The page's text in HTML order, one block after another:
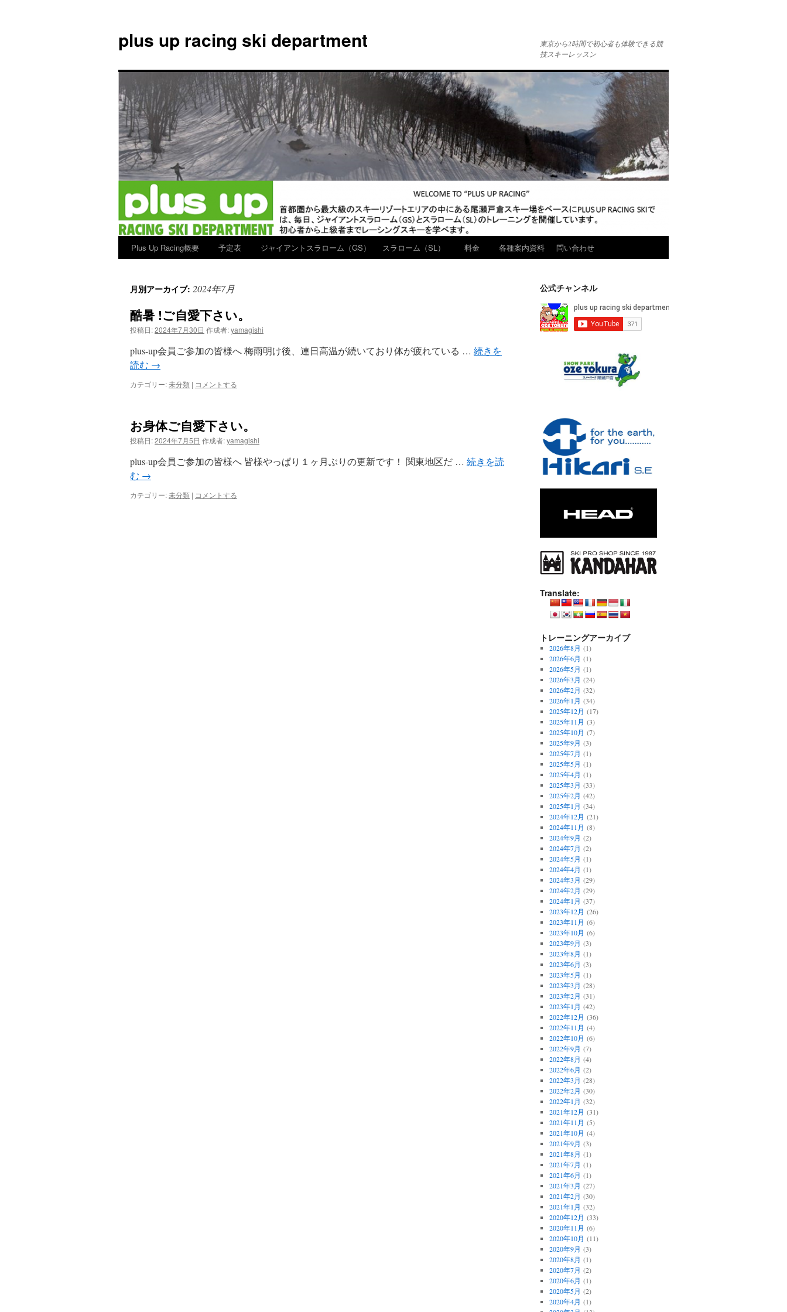
plus up racing ski department
東京から2時間で初心者も体験できる競
技スキーレッスン
テ
ン
へ
Plus Up Racing概要 予定表 ジャイアントスラローム（GS） スラローム（SL） 料金 各種案内資料 問い合わせ
月別アーカイブ: 2024年7月
酷暑 !ご自愛下さい。
投稿日:2024年7月30日 作成者:yamagishi
plus-up会員ご参加の皆様へ 梅雨明け後、連日高温が続いており体が疲れている … 続きを
読む →
カテゴリー:未分類 | コメントする
お身体ご自愛下さい。
投稿日:2024年7月5日 作成者:yamagishi
plus-up会員ご参加の皆様へ 皆様やっぱり１ヶ月ぶりの更新です！ 関東地区だ … 続きを読
む →
カテゴリー:未分類 | コメントする
公式チャンネル
Translate:
トレーニングアーカイブ
2026年8月 (1)
2026年6月 (1)
2026年5月 (1)
2026年3月 (24)
2026年2月 (32)
2026年1月 (34)
2025年12月 (17)
2025年11月 (3)
2025年10月 (7)
2025年9月 (3)
2025年7月 (1)
2025年5月 (1)
2025年4月 (1)
2025年3月 (33)
2025年2月 (42)
2025年1月 (34)
2024年12月 (21)
2024年11月 (8)
2024年9月 (2)
2024年7月 (2)
2024年5月 (1)
2024年4月 (1)
2024年3月 (29)
2024年2月 (29)
2024年1月 (37)
2023年12月 (26)
2023年11月 (6)
2023年10月 (6)
2023年9月 (3)
2023年8月 (1)
2023年6月 (3)
2023年5月 (1)
2023年3月 (28)
2023年2月 (31)
2023年1月 (42)
2022年12月 (36)
2022年11月 (4)
2022年10月 (6)
2022年9月 (7)
2022年8月 (4)
2022年6月 (2)
2022年3月 (28)
2022年2月 (30)
2022年1月 (32)
2021年12月 (31)
2021年11月 (5)
2021年10月 (4)
2021年9月 (3)
2021年8月 (1)
2021年7月 (1)
2021年6月 (1)
2021年3月 (27)
2021年2月 (30)
2021年1月 (32)
2020年12月 (33)
2020年11月 (6)
2020年10月 (11)
2020年9月 (3)
2020年8月 (1)
2020年7月 (2)
2020年6月 (1)
2020年5月 (2)
2020年4月 (1)